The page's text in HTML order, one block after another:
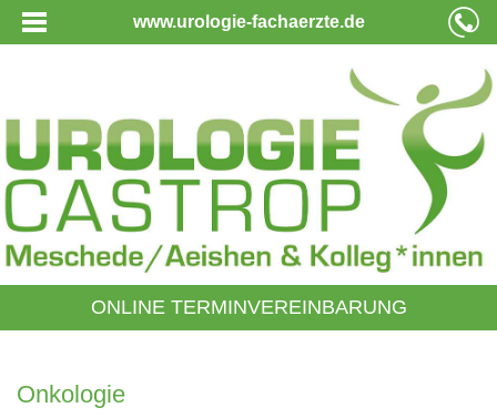
www.urologie-fachaerzte.de
ONLINE TERMINVEREINBARUNG
Onkologie